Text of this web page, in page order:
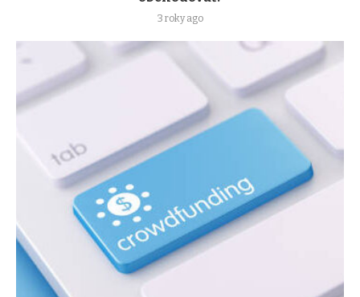
3 roky ago